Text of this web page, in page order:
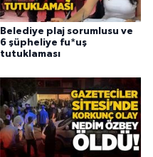
Belediye plaj sorumlusu ve
6 şüpheliye fu*uş
tutuklaması